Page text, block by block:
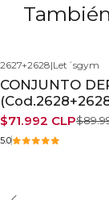
2627+2628|Let´sgym
CONJUNTO
$71.992 CLP
5.0